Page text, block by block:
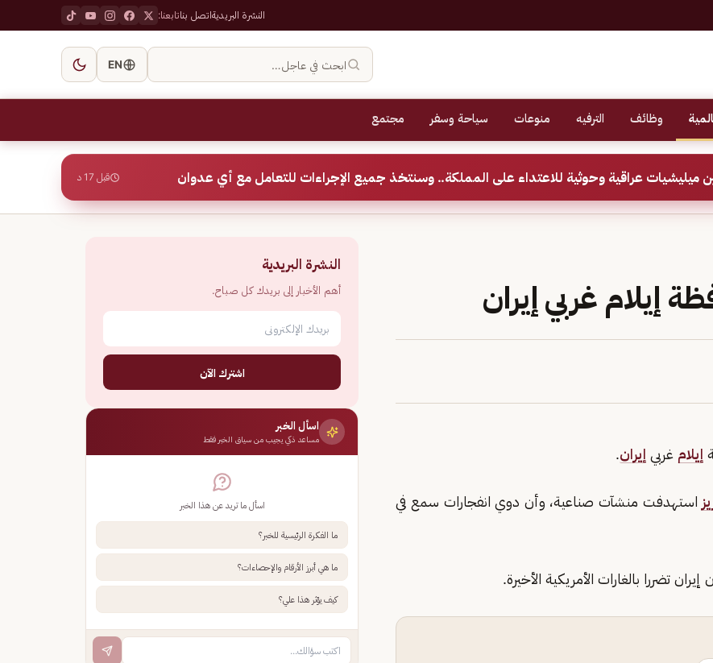
النشرة البريديةاتصل بناتابعنا:
ابحث في عاجل… EN
وظائف الترفيه منوعات سياحة وسفر مجتمع
عراقية وحوثية للاعتداء على المملكة.. وسنتخذ جميع الإجراءات للتعامل مع أي عدوان قبل 17 د
إيلام غربي إيران.
استهدفت منشآت صناعية، وأن دوي انفجارات سمع في
إيران تضررا بالغارات الأمريكية الأخيرة.
النشرة البريدية
أهم الأخبار إلى بريدك كل صباح.
اشترك الآن
اسأل الخبر
مساعد ذكي يجيب من سياق الخبر فقط
اسأل ما تريد عن هذا الخبر
ما الفكرة الرئيسية للخبر؟
ما هي أبرز الأرقام والإحصاءات؟
كيف يؤثر هذا علي؟